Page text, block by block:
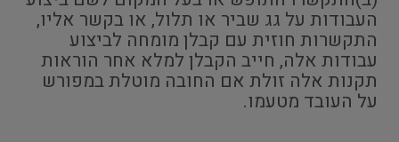
העבודות על גג שביר או תלול, או בקשר אליו,
התקשרות חוזית עם קבלן מומחה לביצוע
עבודות אלה, חייב הקבלן למלא אחר הוראות
תקנות אלה זולת אם החובה מוטלת במפורש
על העובד מטעמו.